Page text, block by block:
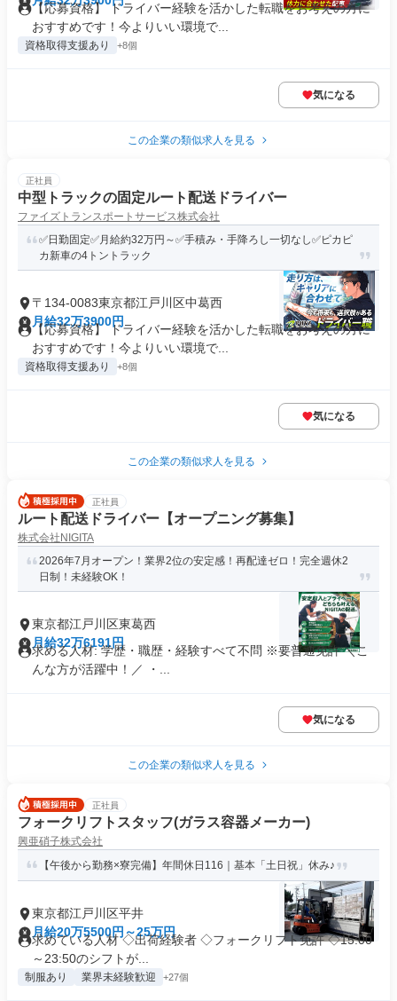
【応募資格】 ドライバー経験を活かした転職をお考えの方に
おすすめです！今よりいい環境で...
資格取得支援あり +8個
気になる
この企業の類似求人を見る
正社員
中型トラックの固定ルート配送ドライバー
ファイズトランスポートサービス株式会社
✅日勤固定✅月給約32万円～✅手積み・手降ろし一切なし✅ピカピ
カ新車の4トントラック
〒134-0083東京都江戸川区中葛西
月給32万3900円
【応募資格】 ドライバー経験を活かした転職をお考えの方に
おすすめです！今よりいい環境で...
資格取得支援あり +8個
気になる
この企業の類似求人を見る
正社員
ルート配送ドライバー【オープニング募集】
株式会社NIGITA
2026年7月オープン！業界2位の安定感！再配達ゼロ！完全週休2
日制！未経験OK！
東京都江戸川区東葛西
月給32万6191円
求める人材: 学歴・職歴・経験すべて不問 ※要普通免許 ＼こ
んな方が活躍中！／ ・...
気になる
この企業の類似求人を見る
正社員
フォークリフトスタッフ(ガラス容器メーカー)
興亜硝子株式会社
【午後から勤務×寮完備】年間休日116｜基本「土日祝」休み♪
東京都江戸川区平井
月給20万5500円～25万円
求めている人材 ◇出荷経験者 ◇フォークリフト免許 ◇15:00
～23:50のシフトが...
制服あり 業界未経験歓迎 +27個